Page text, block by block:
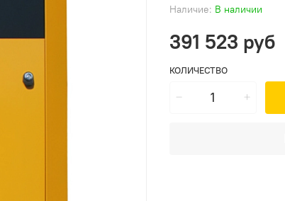
Наличие: В наличии
391 523 руб
КОЛИЧЕСТВО